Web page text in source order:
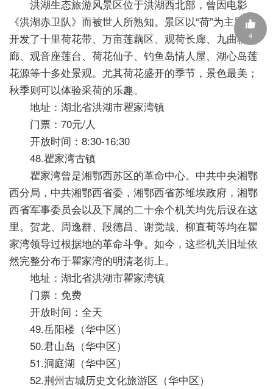
4
洪湖生态旅游风景区位于洪湖西北部，曾因电影
《洪湖赤卫队》而被世人所熟知。景区以“荷”为主题，
开发了十里荷花带、万亩莲藕区、观荷长廊、九曲桥
廊、观音座莲台、荷花仙子、钓鱼岛情人屋、湖心岛莲
花源等十多处景观。尤其荷花盛开的季节，景色最美；
秋季则可以体验采荷的乐趣。
地址：湖北省洪湖市瞿家湾镇
门票：70元/人
开放时间：8:30-16:30
48.瞿家湾古镇
瞿家湾曾是湘鄂西苏区的革命中心。中共中央湘鄂
西分局，中共湘鄂西省委，湘鄂西省苏维埃政府，湘鄂
西省军事委员会以及下属的二十余个机关均先后设在这
里。贺龙、周逸群、段德昌、谢觉哉、柳直荀等均在瞿
家湾领导过根据地的革命斗争。如今，这些机关旧址依
然完整分布于瞿家湾的明清老街上。
地址：湖北省洪湖市瞿家湾镇
门票：免费
开放时间：全天
49.岳阳楼（华中区）
50.君山岛（华中区）
51.洞庭湖（华中区）
52.荆州古城历史文化旅游区（华中区）